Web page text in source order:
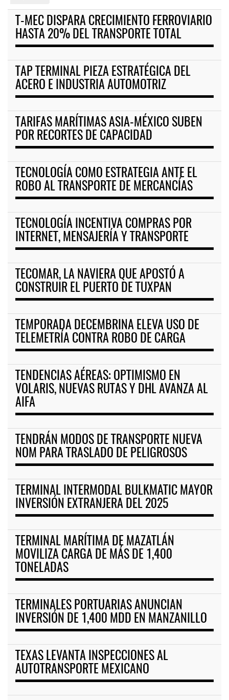
T-MEC DISPARA CRECIMIENTO FERROVIARIO
HASTA 20% DEL TRANSPORTE TOTAL
TAP TERMINAL PIEZA ESTRATÉGICA DEL
ACERO E INDUSTRIA AUTOMOTRIZ
TARIFAS MARÍTIMAS ASIA-MÉXICO SUBEN
POR RECORTES DE CAPACIDAD
TECNOLOGÍA COMO ESTRATEGIA ANTE EL
ROBO AL TRANSPORTE DE MERCANCÍAS
TECNOLOGÍA INCENTIVA COMPRAS POR
INTERNET, MENSAJERÍA Y TRANSPORTE
TECOMAR, LA NAVIERA QUE APOSTÓ A
CONSTRUIR EL PUERTO DE TUXPAN
TEMPORADA DECEMBRINA ELEVA USO DE
TELEMETRÍA CONTRA ROBO DE CARGA
TENDENCIAS AÉREAS: OPTIMISMO EN
VOLARIS, NUEVAS RUTAS Y DHL AVANZA AL
AIFA
TENDRÁN MODOS DE TRANSPORTE NUEVA
NOM PARA TRASLADO DE PELIGROSOS
TERMINAL INTERMODAL BULKMATIC MAYOR
INVERSIÓN EXTRANJERA DEL 2025
TERMINAL MARÍTIMA DE MAZATLÁN
MOVILIZA CARGA DE MÁS DE 1,400
TONELADAS
TERMINALES PORTUARIAS ANUNCIAN
INVERSIÓN DE 1,400 MDD EN MANZANILLO
TEXAS LEVANTA INSPECCIONES AL
AUTOTRANSPORTE MEXICANO